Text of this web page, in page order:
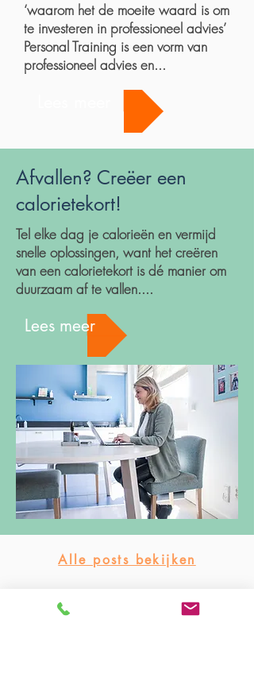
‘waarom het de moeite waard is om
te investeren in professioneel advies’
Personal Training is een vorm van
professioneel advies en...
Afvallen? Creëer een
calorietekort!
Tel elke dag je calorieën en vermijd
snelle oplossingen, want het creëren
van een calorietekort is dé manier om
duurzaam af te vallen....
Lees meer
Alle posts bekijken